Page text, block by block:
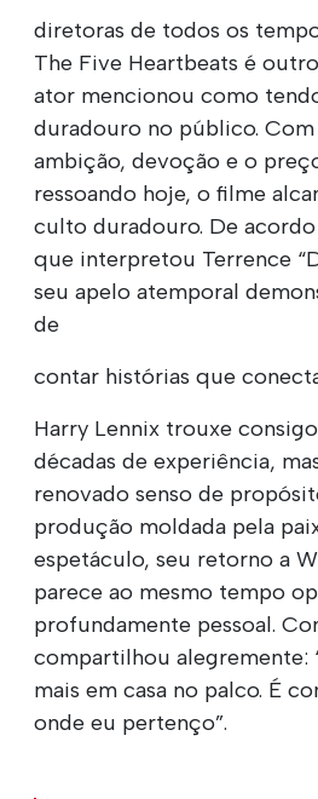
diretoras de todos os
The Five Heartbeats é
ator mencionou como
duradouro no público. Com
ambição, devoção e o
ressoando hoje, o filme
culto duradouro. De
que interpretou Terrence
seu apelo atemporal
de
contar histórias que
Harry Lennix trouxe
décadas de experiência,
renovado senso de
produção moldada pela
espetáculo, seu retorno a
parece ao mesmo tempo
profundamente pessoal.
compartilhou alegremente:
mais em casa no palco. É
onde eu pertenço”.